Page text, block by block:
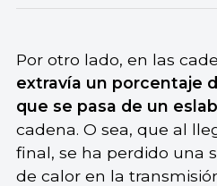
Por otro lado, en las
extravía un porcentaje
que se pasa de un
cadena. O sea, que al
final, se ha perdido una
de calor en la